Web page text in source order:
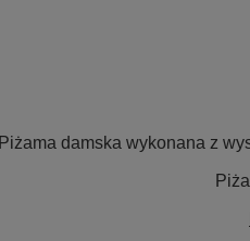
Piżama damska wykonana z